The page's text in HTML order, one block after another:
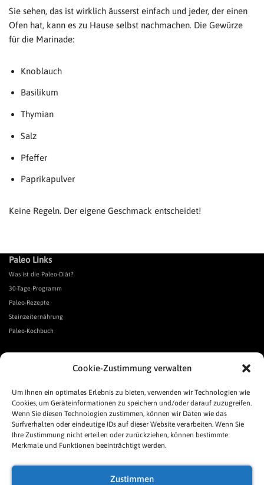
Cookie-Zustimmung verwalten
Um Ihnen ein optimales Erlebnis zu bieten, verwenden wir Technologien wie
Cookies, um Geräteinformationen zu speichern und/oder darauf zuzugreifen.
Wenn Sie diesen Technologien zustimmen, können wir Daten wie das
Surfverhalten oder eindeutige IDs auf dieser Website verarbeiten. Wenn Sie
Ihre Zustimmung nicht erteilen oder zurückziehen, können bestimmte
Merkmale und Funktionen beeinträchtigt werden.
Zustimmen
Sie sehen, das ist wirklich äusserst einfach und jeder, der einen
Ofen hat, kann es zu Hause selbst nachmachen. Die Gewürze
für die Marinade:
Knoblauch
Basilikum
Thymian
Salz
Pfeffer
Paprikapulver
Keine Regeln. Der eigene Geschmack entscheidet!
Paleo Links
Was ist die Paleo-Diät?
30-Tage-Programm
Paleo-Rezepte
Steinzeiternährung
Paleo-Kochbuch
*Affiliate Link. Als Partner verschiedener Unternehmen verdiene ich an qualifizierten Verkäufen.
Urgeschmack-Empfehlungen
Urgeschmack-Shop
Häufige Fragen
Links